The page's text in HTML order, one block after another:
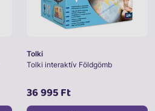
Tolki
Tolki interaktív Földgömb
36 995 Ft